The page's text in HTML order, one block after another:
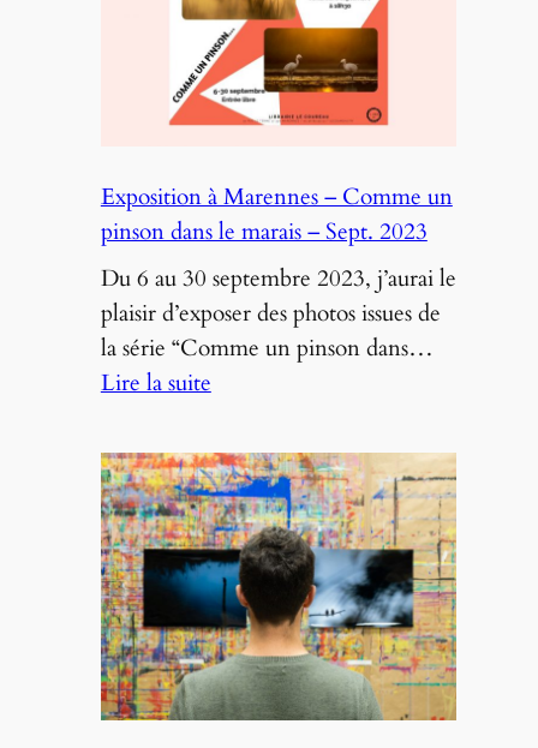
Exposition à Marennes – Comme un
pinson dans le marais – Sept. 2023
Du 6 au 30 septembre 2023, j’aurai le
plaisir d’exposer des photos issues de
la série “Comme un pinson dans…
Lire la suite:
à
Marennes
–
Comme
un
pinson
dans
le
marais